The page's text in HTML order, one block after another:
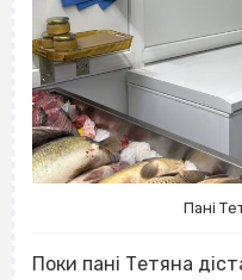
Пані
Поки пані Тетяна